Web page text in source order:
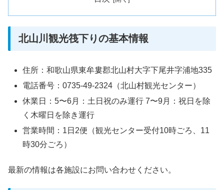
北山川観光筏下りの基本情報
住所：和歌山県東牟婁郡北山村大字下尾井字浦地335
電話番号：0735-49-2324（北山村観光センター）
休業日：5〜6月：土日祝のみ運行 7〜9月：祝日を除
く木曜日を除き運行
営業時間：1日2便（観光センター受付10時ごろ、11
時30分ごろ）
最新の情報は各施設にお問い合わせください。